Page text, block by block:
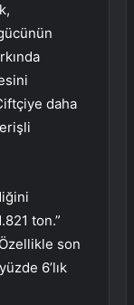
daha
ton.”
son
6’lık